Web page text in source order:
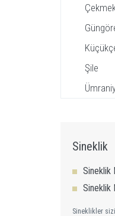
Şile
Sineklik
Sineklik
Sineklik
Sineklikler